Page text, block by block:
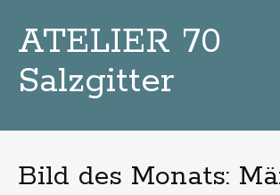
ATELIER 70
Salzgitter
Bild des Monats: